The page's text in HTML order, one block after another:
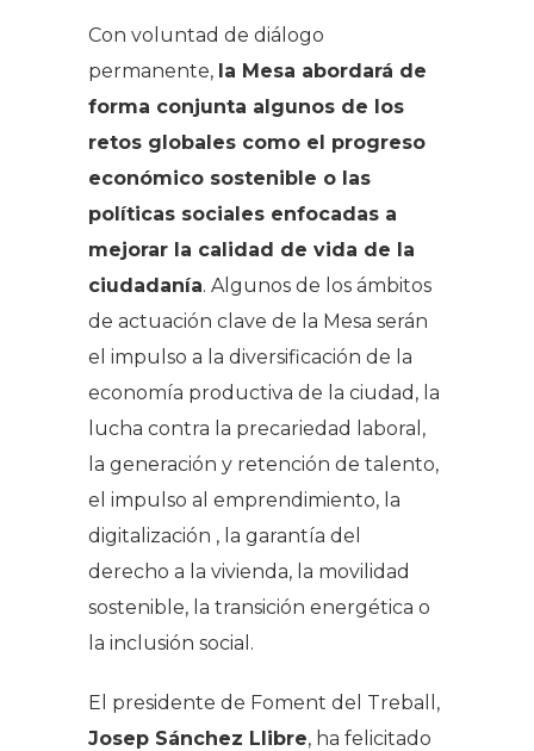
Con voluntad de diálogo
permanente, la Mesa abordará de
forma conjunta algunos de los
retos globales como el progreso
económico sostenible o las
políticas sociales enfocadas a
mejorar la calidad de vida de la
ciudadanía. Algunos de los ámbitos
de actuación clave de la Mesa serán
el impulso a la diversificación de la
economía productiva de la ciudad, la
lucha contra la precariedad laboral,
la generación y retención de talento,
el impulso al emprendimiento, la
digitalización , la garantía del
derecho a la vivienda, la movilidad
sostenible, la transición energética o
la inclusión social.
El presidente de Foment del Treball,
Josep Sánchez Llibre, ha felicitado